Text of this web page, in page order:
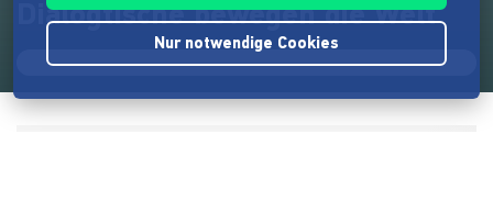
Dialogtische bewegen die Welt
Nur notwendige Cookies